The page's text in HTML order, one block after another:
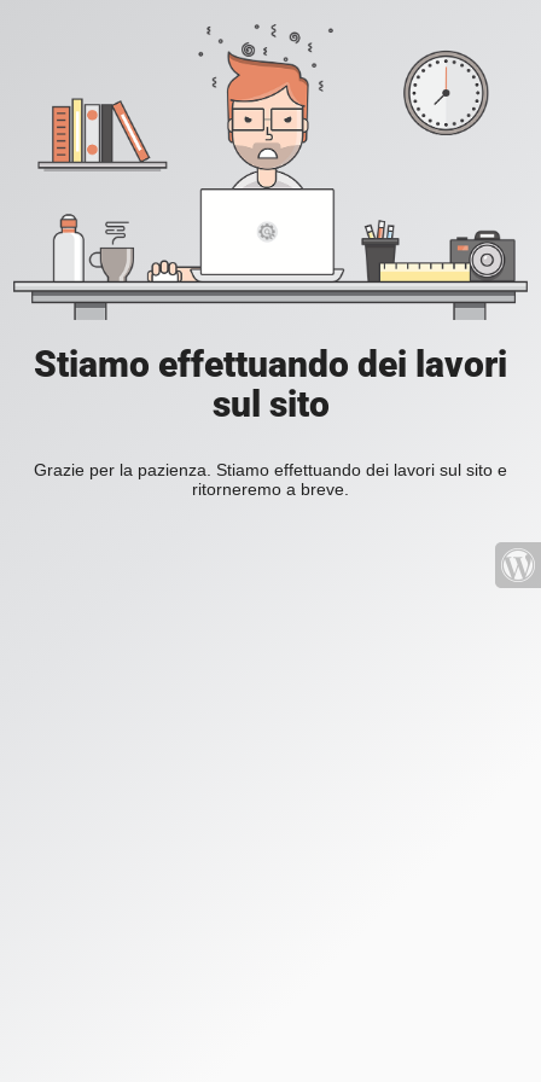
Stiamo effettuando dei lavori
sul sito
Grazie per la pazienza. Stiamo effettuando dei lavori sul sito e
ritorneremo a breve.